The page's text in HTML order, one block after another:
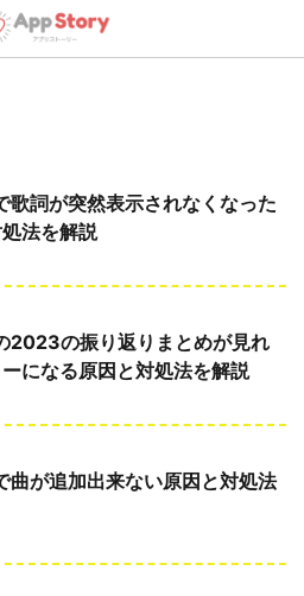
詞が突然表示されなくなった
法を解説
2023の振り返りまとめが見れ
になる原因と対処法を解説
が追加出来ない原因と対処法